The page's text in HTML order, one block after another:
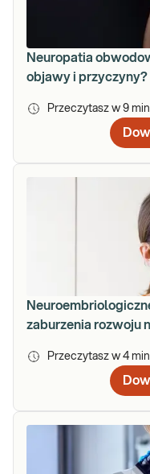
Neuropatia
objawy i przyczyny?
Przeczytasz w 9
zaburzenia rozwoju
Przeczytasz w 4